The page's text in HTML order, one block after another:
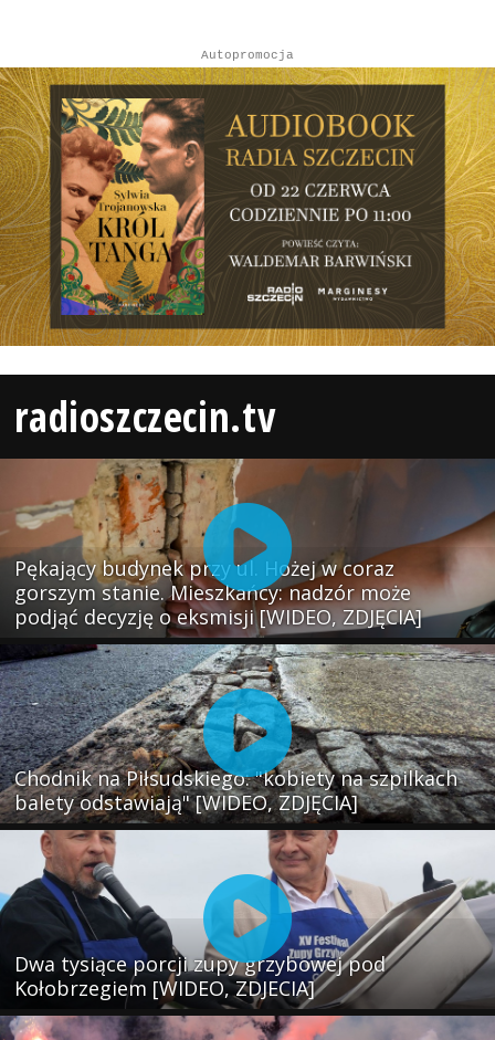
Autopromocja
radioszczecin.tv
Pękający budynek przy ul. Hożej w coraz
gorszym stanie. Mieszkańcy: nadzór może
podjąć decyzję o eksmisji [WIDEO, ZDJĘCIA]
Chodnik na Piłsudskiego: "kobiety na szpilkach
balety odstawiają" [WIDEO, ZDJĘCIA]
Dwa tysiące porcji zupy grzybowej pod
Kołobrzegiem [WIDEO, ZDJECIA]